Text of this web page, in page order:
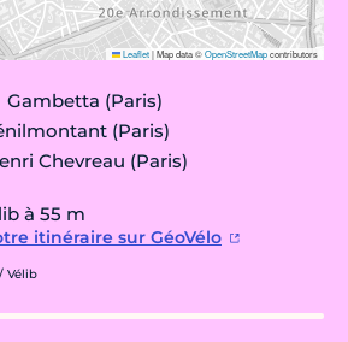
Leaflet|Map data ©OpenStreetMapcontributors
Gambetta (Paris)
(Paris)
Chevreau (Paris)
à 55 m
itinéraire sur GéoVélo
Vélib